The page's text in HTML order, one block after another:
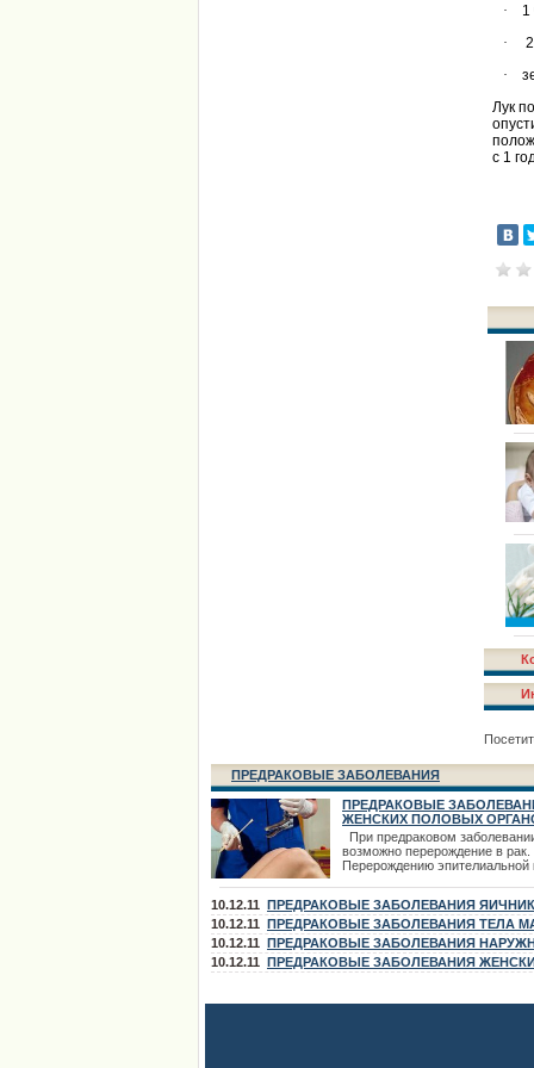
·
1
·
·
Лук
с 1
ПРЕДРАКОВЫЕ ЗАБОЛЕВАНИЯ
ПРЕДРАКОВЫЕ
ЖЕНСКИХ ПОЛОВЫХ
При предраковом
возможно перерождение в рак.
Перерождению эпителиальной
изменений клеточных
предраковым состояниям
гиперплазия и гипертрофия
увеличение количества
появление клеточной атипии и
10.12.11 ПРЕДРАКОВЫЕ ЗАБОЛЕВАНИЯ
10.12.11 ПРЕДРАКОВЫЕ ЗАБОЛЕВАНИЯ ТЕЛА
10.12.11 ПРЕДРАКОВЫЕ ЗАБОЛЕВАНИЯ
ПОЛОВЫХ ОРГАНОВ
10.12.11 ПРЕДРАКОВЫЕ ЗАБОЛЕВАНИЯ